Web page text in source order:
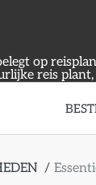
op
reis